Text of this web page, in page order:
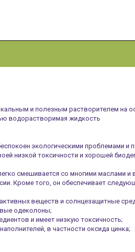
и полезным растворителем на
водорастворимая жидкость
экологическими проблемами и
низкой токсичности и хорошей
смешивается со многими маслами и
Кроме того, он обеспечивает
веществ и солнцезащитные
одеколоны;
и имеет низкую токсичность;
в частности оксида цинка;